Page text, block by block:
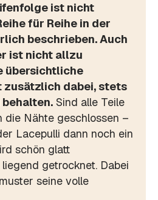
ist nicht
für Reihe in der
beschrieben. Auch
ist nicht allzu
übersichtliche
dabei, stets
Sind alle Teile
Nähte geschlossen –
Lacepulli dann noch ein
schön glatt
getrocknet. Dabei
seine volle